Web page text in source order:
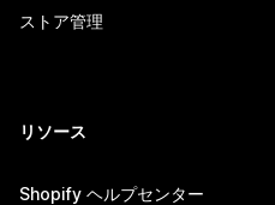
ストア管理
リソース
Shopify ヘルプセンター